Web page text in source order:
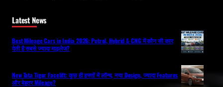
Latest News
Best Mileage Cars in India 2026: Petrol, Hybrid & CNG में कौन सी कार
देती है सबसे ज्यादा माइलेज?
New Tata Tigor Facelift: कुछ ही हफ्तों में लॉन्च, नया Design, ज्यादा Features
और बेहतर Mileage?